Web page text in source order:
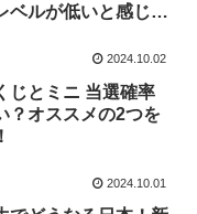
ベルが低いと感じた
2024.10.02
じとミニ 当選確率
？オススメの2つを
2024.10.01